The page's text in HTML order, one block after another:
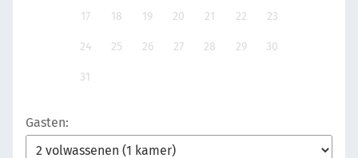
17 18 19 20 21 22 23
24 25 26 27 28 29 30
31
Gasten: